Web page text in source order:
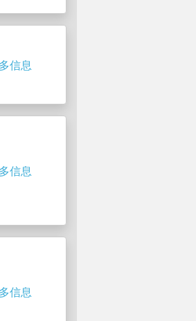
信息
信息
信息